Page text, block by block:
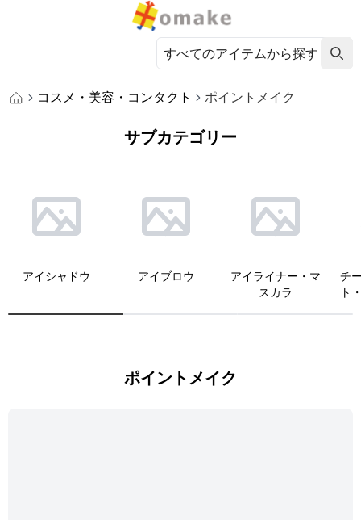
コスメ・美容・コンタクト ポイントメイク
サブカテゴリー
アイシャドウ アイブロウ
アイライナー・マ
スカラ
チ
ト
ポイントメイク